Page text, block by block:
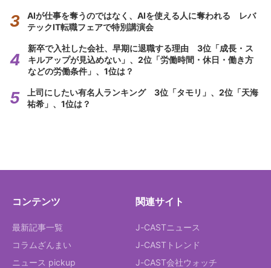
AIが仕事を奪うのではなく、AIを使える人に奪われる レバ
テックIT転職フェアで特別講演会
新卒で入社した会社、早期に退職する理由 3位「成長・ス
キルアップが見込めない」、2位「労働時間・休日・働き方
などの労働条件」、1位は？
上司にしたい有名人ランキング 3位「タモリ」、2位「天海
祐希」、1位は？
コンテンツ
最新記事一覧
コラムざんまい
ニュース pickup
関連サイト
J-CASTニュース
J-CASTトレンド
J-CAST会社ウォッチ